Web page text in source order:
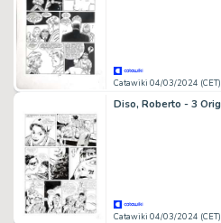
Catawiki 04/03/2024 (CET)
Catawiki 04/03/2024 (CET)